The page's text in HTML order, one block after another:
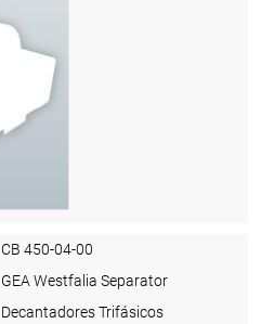
CB 450-04-00
GEA Westfalia Separator
Decantadores Trifásicos